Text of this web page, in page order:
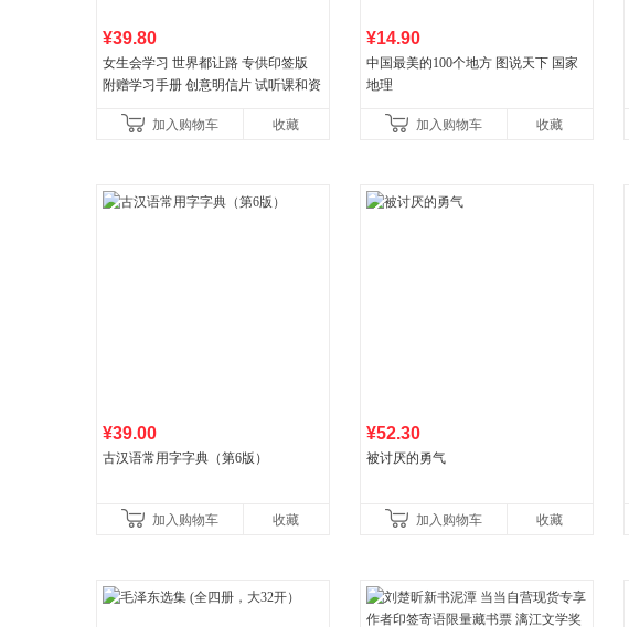
¥39.80
女生会学习 世界都让路 专供印签版
附赠学习手册 创意明信片 试听课和资
加入购物车
收藏
¥14.90
中国最美的100个地方 图说天下 国家
地理
加入购物车 收藏
¥39.00
古汉语常用字字典（第6版）
加入购物车 收藏
¥52.30
被讨厌的勇气
加入购物车 收藏